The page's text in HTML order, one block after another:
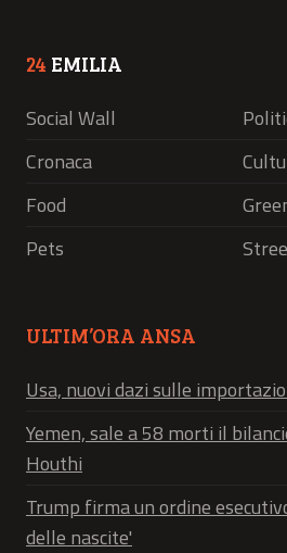
24 EMILIA
Social Wall
Cronaca
Food
Pets
ULTIM’ORA ANSA
Usa, nuovi dazi sulle
Yemen, sale a 58 morti il
Houthi
Trump firma un ordine
delle nascite'